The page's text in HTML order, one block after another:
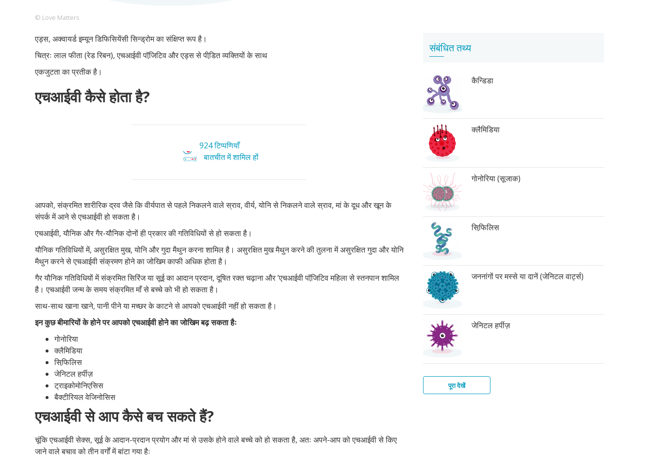
Footer
Company
हमारे सिद्धांत Just Poocho संपर्क करें
© Love Matters
एड्स, अक्वायर्ड इम्यून डिफिसियेंसी सिन्ड्रोम का संक्षिप्त रूप है।
चित्रः लाल फीता (रेड रिबन), एचआईवी पॉजि़टिव और एड्स से पीडि़त व्यक्तियों के साथ
एकजुटता का प्रतीक है।
एचआईवी कैसे होता है?
924 टिप्पणियाँ
बातचीत में शामिल हों
आपको, संक्रमित शारीरिक द्रव जैसे कि वीर्यपात से पहले निकलने वाले स्राव, वीर्य, योनि से निकलने वाले स्राव, मां के दूध और खून के
संपर्क में आने से एचआईवी हो सकता है।
एचआईवी, यौनिक और गैर-यौनिक दोनों ही प्रकार की गतिविधियों से हो सकता है।
यौनिक गतिविधियों में, असुरक्षित मुख, योनि और गुदा मैथुन करना शामिल है। असुरक्षित मुख मैथुन करने की तुलना में असुरक्षित गुदा और योनि
मैथुन करने से एचआईवी संक्रमण होने का जोखिम काफी अधिक होता है।
गैर यौनिक गतिविधियों में संक्रमित सिरिंज या सूई का आदान प्रदान, दूषित रक्त चढ़ाना और ’एचआईवी पॉजि़टिव महिला से स्तनपान शामिल
है। एचआईवी जन्म के समय संक्रमित माँ से बच्चे को भी हो सकता है।
साथ-साथ खाना खाने, पानी पीने या मच्छर के काटने से आपको एचआईवी नहीं हो सकता है।
इन कुछ बीमारियों के होने पर आपको एचआईवी होने का जोखिम बढ़ सकता हैः
गोनोरिया
क्लैमिडिया
सिफि़लिस
जेनिटल हर्पीज़
ट्राइकोमोनिएसिस
बैक्टीरियल वेजिनोसिस
एचआईवी से आप कैसे बच सकते हैं?
चूंकि एचआईवी सेक्स, सूई के आदान-प्रदान प्रयोग और मां से उसके होने वाले बच्चे को हो सकता है, अतः अपने-आप को एचआईवी से किए
जाने वाले बचाव को तीन वर्गों में बांटा गया हैः
संबंधित तथ्य
कैन्डिडा
क्लैमिडिया
गोनोरिया (सूजाक)
सिफि़लिस
जननांगों पर मस्से या दानें (जेनिटल वार्ट्स)
जेनिटल हर्पीज़
पूरा देखें